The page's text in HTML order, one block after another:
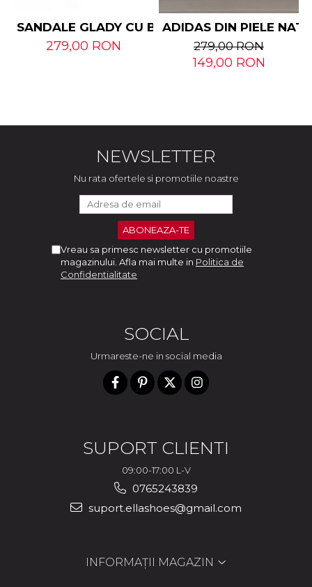
SANDALE GLADY CU BARETE DIN PIELE
279,00 RON
ADIDAS DIN PIELE
279,00 RON
149,00 RON
NEWSLETTER
Nu rata ofertele si promotiile noastre
Vreau sa primesc newsletter cu promotiile
magazinului. Afla mai multe in Politica de
Confidentialitate
SOCIAL
Urmareste-ne in social media
SUPORT CLIENTI
09:00-17:00 L-V
0765243839
suport.ellashoes@gmail.com
INFORMAȚII MAGAZIN